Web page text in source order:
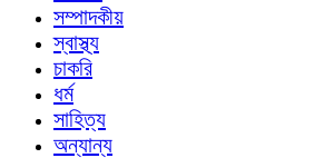
সম্পাদকীয়
স্বাস্থ্য
চাকরি
ধর্ম
সাহিত্য
অন্যান্য